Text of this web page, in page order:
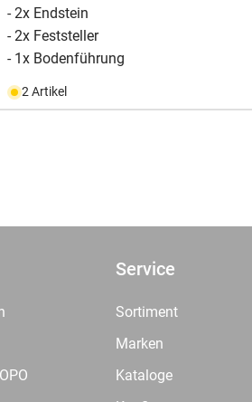
- 2x Endstein
- 2x Feststeller
- 1x Bodenführung
2 Artikel
Service
Sortiment
Marken
Kataloge